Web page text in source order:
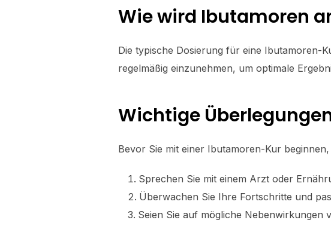
Wie wird Ibutamoren
Die typische Dosierung für eine Ibutamoren-
regelmäßig einzunehmen, um optimale
Wichtige
Bevor Sie mit einer Ibutamoren-Kur
Sprechen Sie mit einem Arzt oder
Überwachen Sie Ihre Fortschritte und
Seien Sie auf mögliche